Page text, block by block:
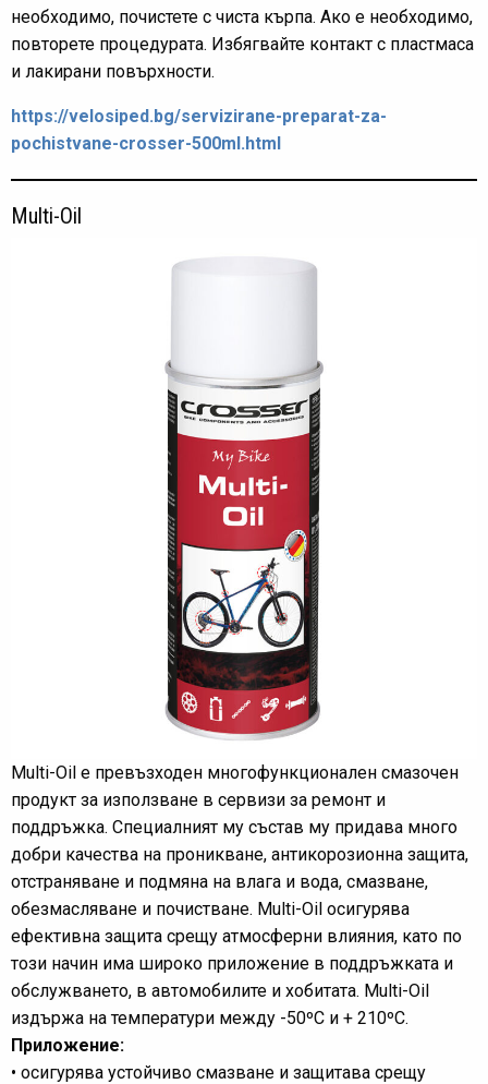
необходимо, почистете с чиста кърпа. Ако е необходимо,
повторете процедурата. Избягвайте контакт с пластмаса
и лакирани повърхности.
https://velosiped.bg/servizirane-preparat-za-
pochistvane-crosser-500ml.html
Multi-Oil
Multi-Oil е превъзходен многофункционален смазочен
продукт за използване в сервизи за ремонт и
поддръжка. Специалният му състав му придава много
добри качества на проникване, антикорозионна защита,
отстраняване и подмяна на влага и вода, смазване,
обезмасляване и почистване. Multi-Oil осигурява
ефективна защита срещу атмосферни влияния, като по
този начин има широко приложение в поддръжката и
обслужването, в автомобилите и хобитата. Multi-Oil
издържа на температури между -50ºC и + 210ºC.
Приложение:
• осигурява устойчиво смазване и защитава срещу